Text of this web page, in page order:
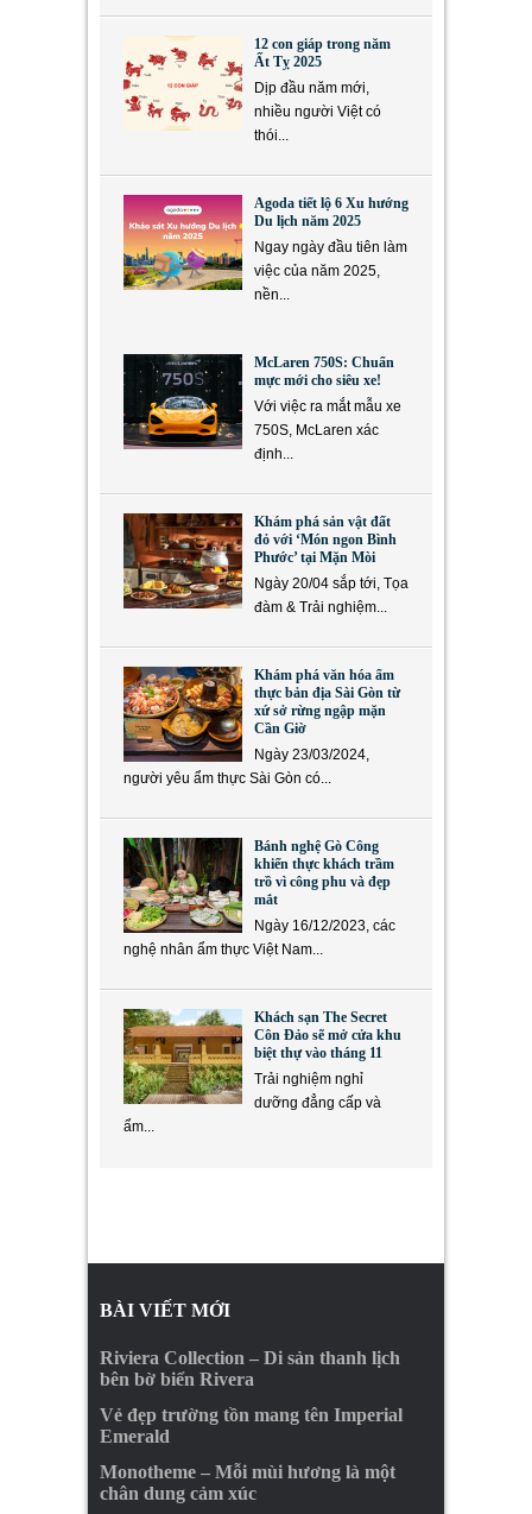
12 con giáp trong năm
Ất Tỵ 2025
Dịp đầu năm mới,
nhiều người Việt có
thói...
Agoda tiết lộ 6 Xu hướng
Du lịch năm 2025
Ngay ngày đầu tiên làm
việc của năm 2025,
nền...
McLaren 750S: Chuẩn
mực mới cho siêu xe!
Với việc ra mắt mẫu xe
750S, McLaren xác
định...
Khám phá sản vật đất
đỏ với ‘Món ngon Bình
Phước’ tại Mặn Mòi
Ngày 20/04 sắp tới, Tọa
đàm & Trải nghiệm...
Khám phá văn hóa ẩm
thực bản địa Sài Gòn từ
xứ sở rừng ngập mặn
Cần Giờ
Ngày 23/03/2024,
người yêu ẩm thực Sài Gòn có...
Bánh nghệ Gò Công
khiến thực khách trầm
trồ vì công phu và đẹp
mắt
Ngày 16/12/2023, các
nghệ nhân ẩm thực Việt Nam...
Khách sạn The Secret
Côn Đảo sẽ mở cửa khu
biệt thự vào tháng 11
Trải nghiệm nghỉ
dưỡng đẳng cấp và
ẩm...
BÀI VIẾT MỚI
Riviera Collection – Di sản thanh lịch
bên bờ biển Rivera
Vẻ đẹp trường tồn mang tên Imperial
Emerald
Monotheme – Mỗi mùi hương là một
chân dung cảm xúc